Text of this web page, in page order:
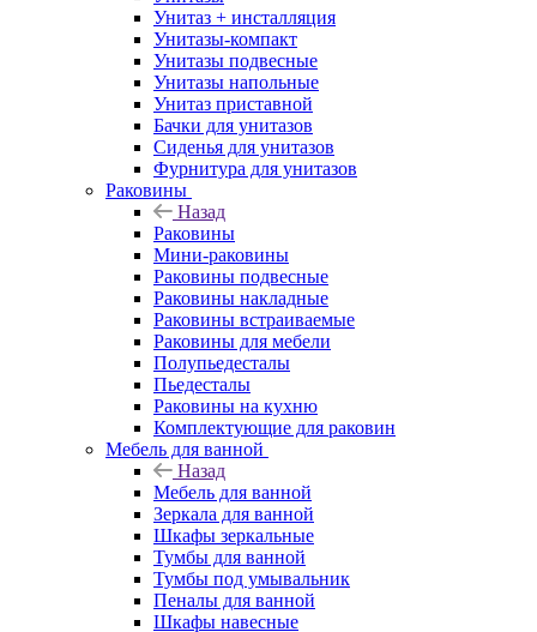
Унитаз + инсталляция
Унитазы-компакт
Унитазы подвесные
Унитазы напольные
Унитаз приставной
Бачки для унитазов
Сиденья для унитазов
Фурнитура для унитазов
Раковины
Назад
Раковины
Мини-раковины
Раковины подвесные
Раковины накладные
Раковины встраиваемые
Раковины для мебели
Полупьедесталы
Пьедесталы
Раковины на кухню
Комплектующие для раковин
Мебель для ванной
Назад
Мебель для ванной
Зеркала для ванной
Шкафы зеркальные
Тумбы для ванной
Тумбы под умывальник
Пеналы для ванной
Шкафы навесные